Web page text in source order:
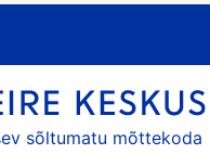
sõltumatu mõttekoda